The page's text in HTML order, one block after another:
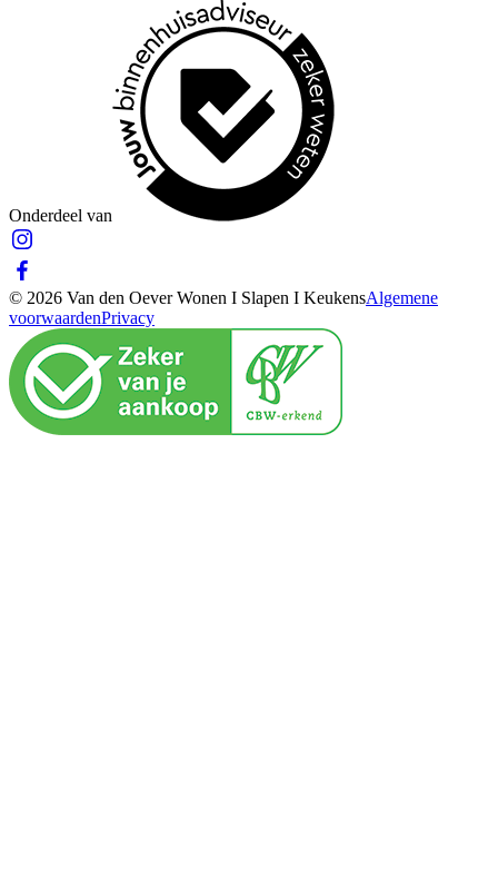
Onderdeel van
© 2026 Van den Oever Wonen I Slapen I KeukensAlgemene
voorwaardenPrivacy